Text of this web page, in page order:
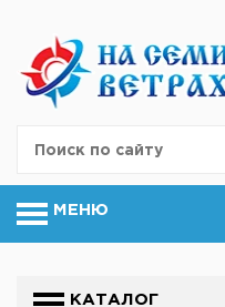
МЕНЮ
КАТАЛОГ